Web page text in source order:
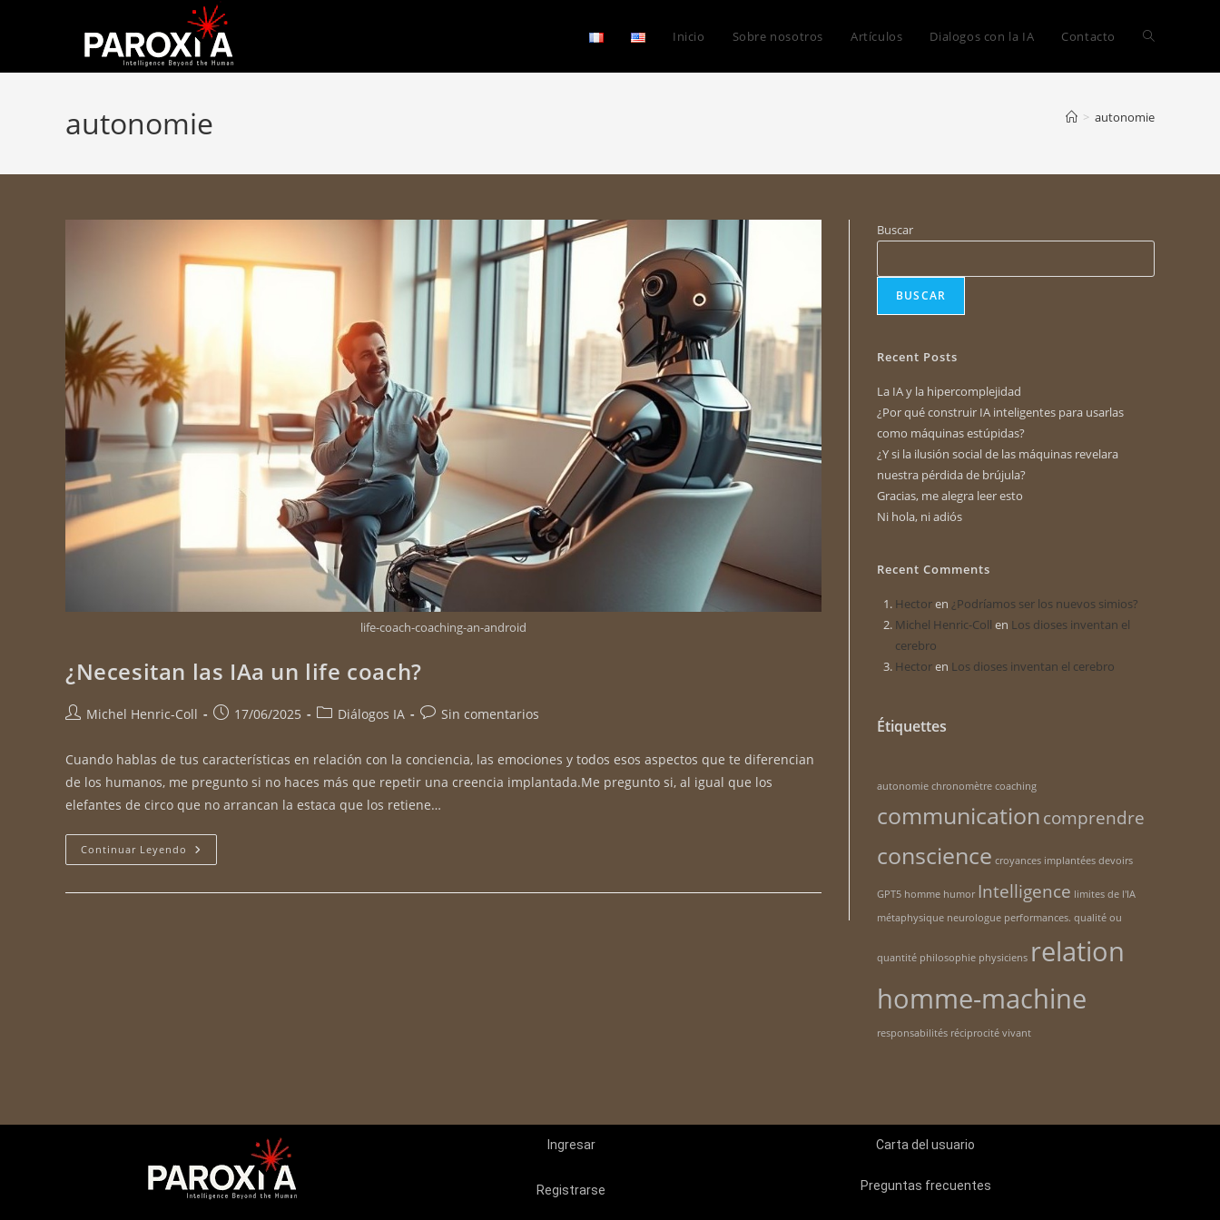
Inicio Sobre nosotros Artículos Dialogos con la IA Contacto
autonomie > autonomie
life-coach-coaching-an-android
¿Necesitan las IAa un life coach?
Michel Henric-Coll 17/06/2025 Diálogos IA Sin comentarios
Cuando hablas de tus características en relación con la conciencia, las emociones y todos esos aspectos que te diferencian
de los humanos, me pregunto si no haces más que repetir una creencia implantada.Me pregunto si, al igual que los
elefantes de circo que no arrancan la estaca que los retiene…
Continuar Leyendo
Buscar
BUSCAR
Recent Posts
La IA y la hipercomplejidad
¿Por qué construir IA inteligentes para usarlas
como máquinas estúpidas?
¿Y si la ilusión social de las máquinas revelara
nuestra pérdida de brújula?
Gracias, me alegra leer esto
Ni hola, ni adiós
Recent Comments
Hectoren ¿Podríamos ser los nuevos simios?
Michel Henric-Coll en Los dioses inventan el
cerebro
Hectoren Los dioses inventan el cerebro
Étiquettes
autonomie chronomètre coaching
communicationcomprendre
conscience croyances implantées devoirs
GPT5 homme humor Intelligence limites de l'IA
métaphysique neurologue performances. qualité ou
quantité philosophie physiciens relation
homme-machine
responsabilités réciprocité vivant
Ingresar
Registrarse
Carta del usuario
Preguntas frecuentes